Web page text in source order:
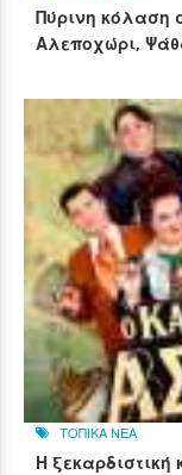
Πύρινη κόλαση
Αλεποχώρι,
ΤΟΠΙΚΑ ΝΕΑ
Η